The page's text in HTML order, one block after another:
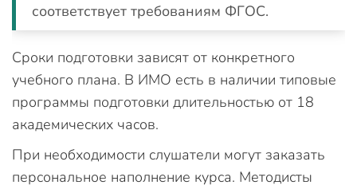
соответствует требованиям ФГОС.
Сроки подготовки зависят от конкретного
учебного плана. В ИМО есть в наличии типовые
программы подготовки длительностью от 18
академических часов.
При необходимости слушатели могут заказать
персональное наполнение курса. Методисты